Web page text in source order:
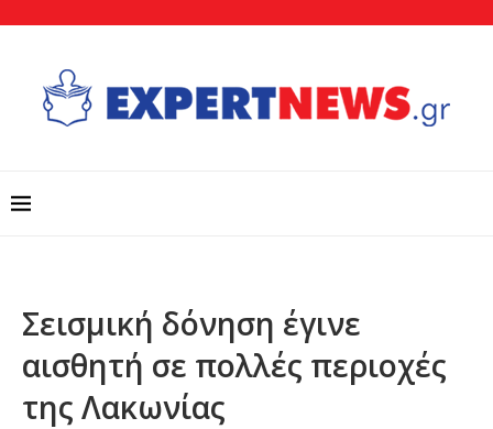
Σεισμική δόνηση έγινε
αισθητή σε πολλές περιοχές
της Λακωνίας